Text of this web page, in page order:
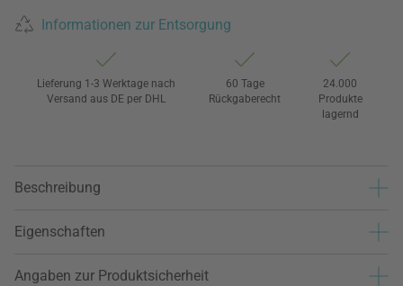
Informationen zur Entsorgung
Lieferung 1-3 Werktage nach
Versand aus DE per DHL
60 Tage
Rückgaberecht
24.000
Produkte
lagernd
Beschreibung
Eigenschaften
Angaben zur Produktsicherheit